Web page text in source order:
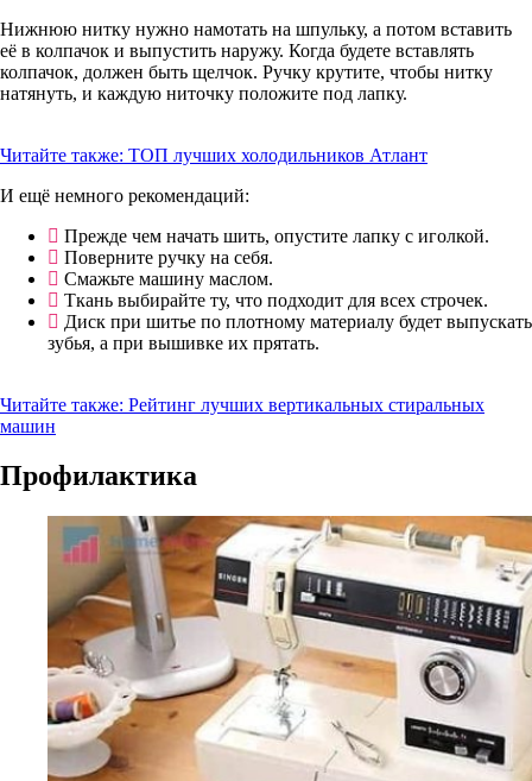
Нижнюю нитку нужно намотать на шпульку, а потом вставить
её в колпачок и выпустить наружу. Когда будете вставлять
колпачок, должен быть щелчок. Ручку крутите, чтобы нитку
натянуть, и каждую ниточку положите под лапку.
Читайте также: ТОП лучших холодильников Атлант
И ещё немного рекомендаций:
Прежде чем начать шить, опустите лапку с иголкой.
Поверните ручку на себя.
Смажьте машину маслом.
Ткань выбирайте ту, что подходит для всех строчек.
Диск при шитье по плотному материалу будет выпускать
зубья, а при вышивке их прятать.
Читайте также: Рейтинг лучших вертикальных стиральных
машин
Профилактика